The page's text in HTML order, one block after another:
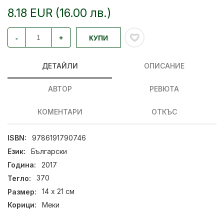
8.18 EUR (16.00 лв.)
- + КУПИ
ДЕТАЙЛИ ОПИСАНИЕ
АВТОР РЕВЮТА
КОМЕНТАРИ ОТКЪС
ISBN:
9786191790746
Език:
Български
Година:
2017
Тегло:
370
Размер:
14 x 21 см
Корици:
Меки